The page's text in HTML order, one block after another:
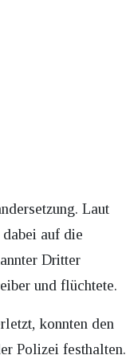
Laut
auf die
Dritter
und flüchtete.
konnten den
Polizei festhalten.